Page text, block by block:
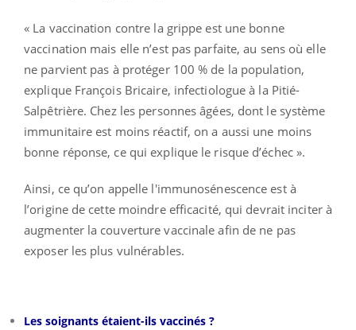
« La vaccination contre la grippe est une bonne
vaccination mais elle n’est pas parfaite, au sens où elle
ne parvient pas à protéger 100 % de la population,
explique François Bricaire, infectiologue à la Pitié-
Salpêtrière. Chez les personnes âgées, dont le système
immunitaire est moins réactif, on a aussi une moins
bonne réponse, ce qui explique le risque d’échec ».
Ainsi, ce qu’on appelle l'immunosénescence est à
l’origine de cette moindre efficacité, qui devrait inciter à
augmenter la couverture vaccinale afin de ne pas
exposer les plus vulnérables.
Les soignants étaient-ils vaccinés ?